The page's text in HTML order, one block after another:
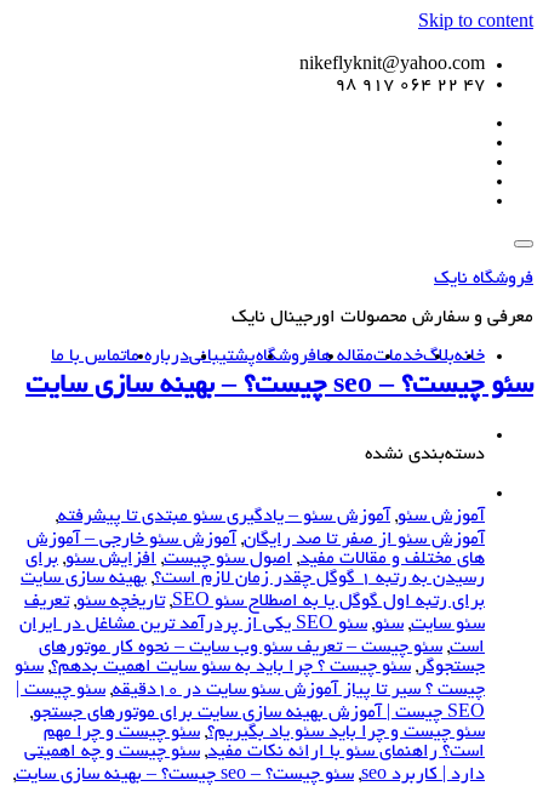
Skip to content
nikeflyknit@yahoo.com
47 22 064 917 98
فروشگاه نایک
معرفی و سفارش محصولات اورجینال نایک
خانهبلاگخدماتمقاله هافروشگاهپشتیبانیدرباره ماتماس با ما
سئو چیست؟ – seo چیست؟ – بهینه سازی سایت
دسته‌بندی نشده
آموزش سئو, آموزش سئو – یادگیری سئو مبتدی تا پیشرفته,
آموزش سئو از صفر تا صد رایگان, آموزش سئو خارجی – آموزش
های مختلف و مقالات مفید, اصول سئو چیست, افزایش سئو, برای
رسیدن به رتبه 1 گوگل چقدر زمان لازم است؟
, بهینه سازی سایت
برای رتبه اول گوگل یا به اصطلاح سئو SEO
,تاریخچه سئو,‎تعریف
سئو سایت, سئو,
سئو SEO یکی از پردرآمد ترین مشاغل در ایران
است, سئو چیست – تعریف سئو وب سایت – نحوه کار موتورهای
جستجوگر , سئو چیست ؟ چرا باید به سئو سایت اهمیت بدهم؟, سئو
چیست ؟ سیر تا پیاز آموزش سئو سایت در 10دقیقه
, سئو چیست |
SEO چیست | آموزش بهینه سازی سایت برای موتورهای جستجو
,
سئو چیست و چرا باید سئو یاد بگیریم؟, سئو چیست و چرا مهم
است؟ راهنمای سئو با ارائه نکات مفید, سئو چیست و چه اهمیتی
دارد | کاربرد seo
, سئو چیست؟ – seo چیست؟ – بهینه سازی سایت
,